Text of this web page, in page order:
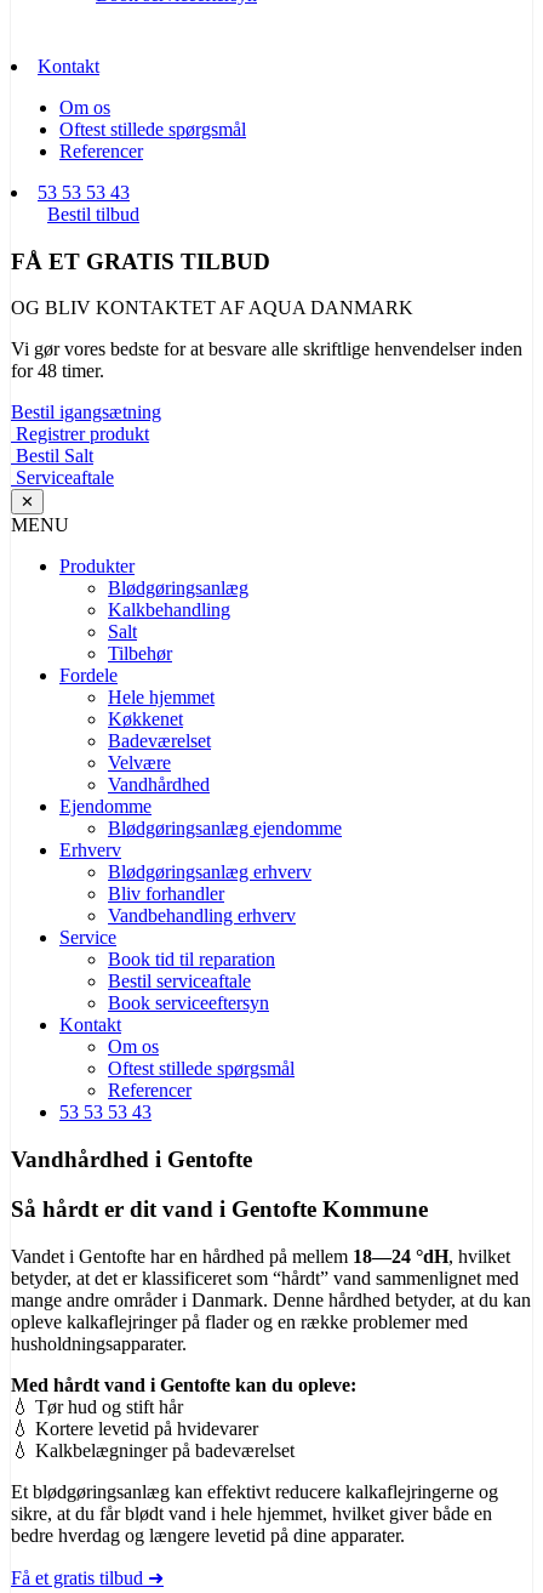
Kontakt
Om os
Oftest stillede spørgsmål
Referencer
53 53 53 43
Bestil tilbud
FÅ ET GRATIS TILBUD
OG BLIV KONTAKTET AF AQUA DANMARK
Vi gør vores bedste for at besvare alle skriftlige henvendelser inden
for 48 timer.
Bestil igangsætning
Registrer produkt
Bestil Salt
Serviceaftale
✕
MENU
Produkter
Blødgøringsanlæg
Kalkbehandling
Salt
Tilbehør
Fordele
Hele hjemmet
Køkkenet
Badeværelset
Velvære
Vandhårdhed
Ejendomme
Blødgøringsanlæg ejendomme
Erhverv
Blødgøringsanlæg erhverv
Bliv forhandler
Vandbehandling erhverv
Service
Book tid til reparation
Bestil serviceaftale
Book serviceeftersyn
Kontakt
Om os
Oftest stillede spørgsmål
Referencer
53 53 53 43
Vandhårdhed i Gentofte
Så hårdt er dit vand i Gentofte Kommune
Vandet i Gentofte har en hårdhed på mellem 18—24 °dH, hvilket
betyder, at det er klassificeret som “hårdt” vand sammenlignet med
mange andre områder i Danmark. Denne hårdhed betyder, at du kan
opleve kalkaflejringer på flader og en række problemer med
husholdningsapparater.
Med hårdt vand i Gentofte kan du opleve:
💧 Tør hud og stift hår
💧 Kortere levetid på hvidevarer
💧 Kalkbelægninger på badeværelset
Et blødgøringsanlæg kan effektivt reducere kalkaflejringerne og
sikre, at du får blødt vand i hele hjemmet, hvilket giver både en
bedre hverdag og længere levetid på dine apparater.
Få et gratis tilbud ➜